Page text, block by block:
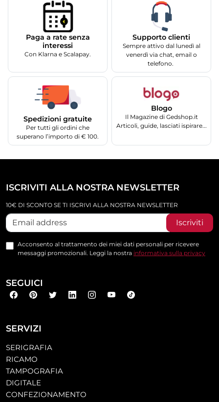
Paga a rate senza
interessi
Con Klarna e Scalapay.
Supporto clienti
Sempre attivo dal lunedì al
venerdì via chat, email o
telefono.
Spedizioni gratuite
Per tutti gli ordini che
superano l’importo di € 100.
Blogo
Il Magazine di Gedshop.it
Articoli, guide, lasciati ispirare...
SERVIZI
SERIGRAFIA
RICAMO
TAMPOGRAFIA
DIGITALE
CONFEZIONAMENTO
ISCRIVITI ALLA NOSTRA NEWSLETTER
10€ DI SCONTO SE TI ISCRIVI ALLA NOSTRA NEWSLETTER
Iscriviti
Acconsento al trattamento dei miei dati personali per ricevere
messaggi promozionali. Leggi la nostra informativa sulla privacy
SEGUICI